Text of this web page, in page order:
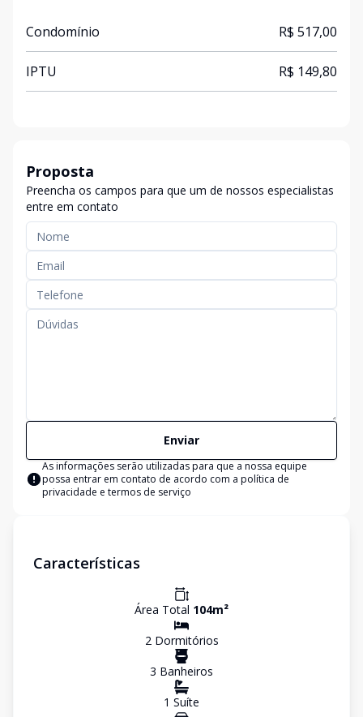
Condomínio R$ 517,00
IPTU R$ 149,80
Proposta
Preencha os campos para que um de nossos especialistas
entre em contato
Enviar
As informações serão utilizadas para que a nossa equipe
possa entrar em contato de acordo com a política de
privacidade e termos de serviço
Características
Área Total 104m²
2Dormitórios
3 Banheiros
1 Suíte